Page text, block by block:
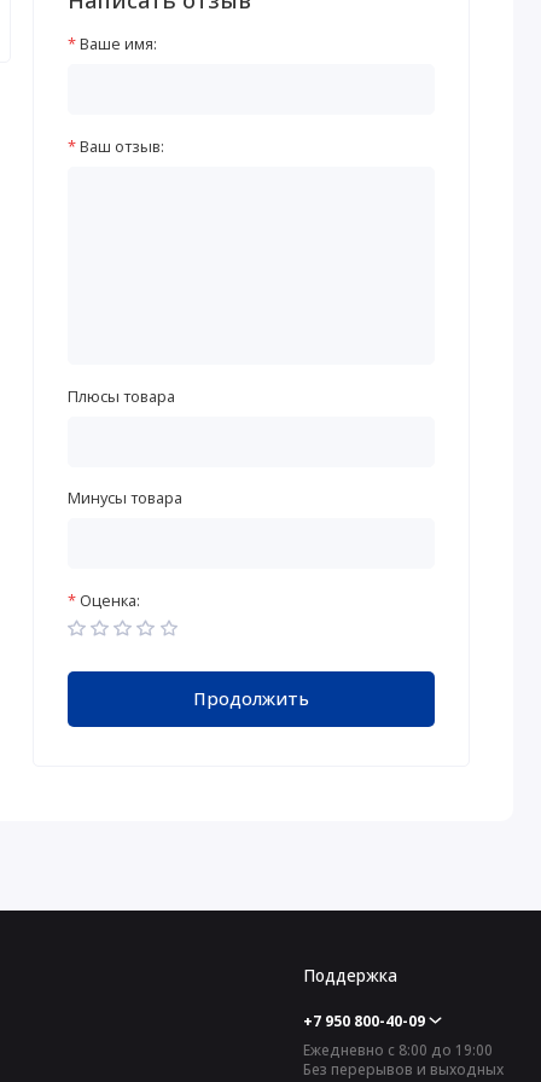
Ваше имя:
Ваш отзыв:
Плюсы товара
Минусы товара
Оценка:
Продолжить
Поддержка
+7 950 800-40-09
Ежедневно с 8:00 до 19:00
Без перерывов и выходных